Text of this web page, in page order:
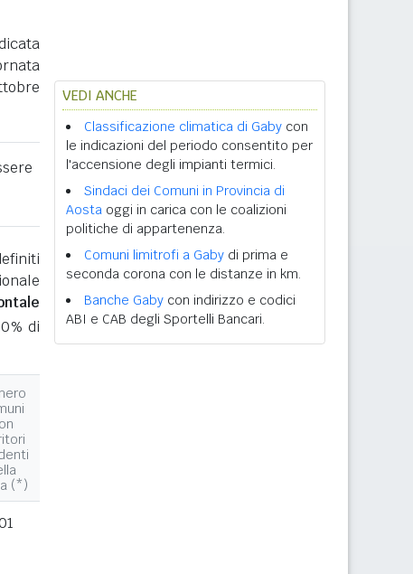
di
(*)
VEDI ANCHE
Classificazione climatica di Gaby con
le indicazioni del periodo consentito per
l'accensione degli impianti termici.
Sindaci dei Comuni in Provincia di
Aosta oggi in carica con le coalizioni
politiche di appartenenza.
Comuni limitrofi a Gaby di prima e
seconda corona con le distanze in km.
Banche Gaby con indirizzo e codici
ABI e CAB degli Sportelli Bancari.